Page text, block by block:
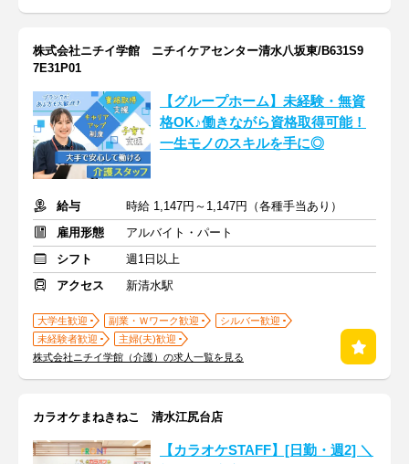
株式会社ニチイ学館 ニチイケアセンター清水八坂東/B631S9
7E31P01
【グループホーム】未経験・無資
格OK♪働きながら資格取得可能！
一生モノのスキルを手に◎
給与
時給 1,147円～1,147円（各種手当あり）
雇用形態
アルバイト・パート
シフト
週1日以上
アクセス
新清水駅
大学生歓迎 副業・Ｗワーク歓迎
シルバー歓迎
未経験者歓迎
主婦(夫)歓迎
株式会社ニチイ学館（介護）の求人一覧を見る
カラオケまねきねこ 清水江尻台店
【カラオケSTAFF】[日勤・週2] ＼